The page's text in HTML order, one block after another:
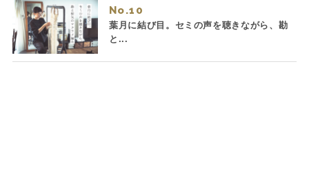
No.
葉月に結び目。セミの声を聴きながら、勘
と...